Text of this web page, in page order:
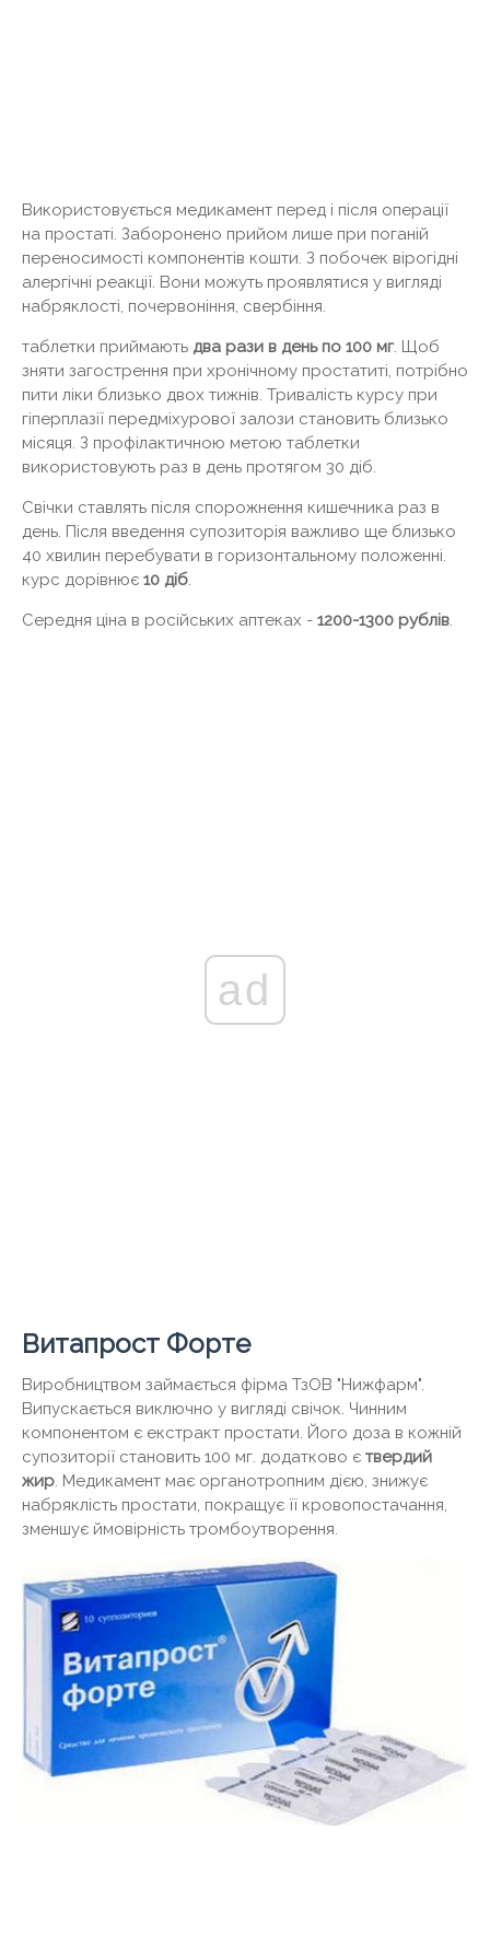
Використовується медикамент перед і після операції
на простаті. Заборонено прийом лише при поганій
переносимості компонентів кошти. З побочек вірогідні
алергічні реакції. Вони можуть проявлятися у вигляді
набряклості, почервоніння, свербіння.
таблетки приймають два рази в день по 100 мг. Щоб
зняти загострення при хронічному простатиті, потрібно
пити ліки близько двох тижнів. Тривалість курсу при
гіперплазії передміхурової залози становить близько
місяця. З профілактичною метою таблетки
використовують раз в день протягом 30 діб.
Свічки ставлять після спорожнення кишечника раз в
день. Після введення супозиторія важливо ще близько
40 хвилин перебувати в горизонтальному положенні.
курс дорівнює 10 діб.
Середня ціна в російських аптеках - 1200-1300 рублів.
ad
Витапрост Форте
Виробництвом займається фірма ТзОВ "Нижфарм".
Випускається виключно у вигляді свічок. Чинним
компонентом є екстракт простати. Його доза в кожній
супозиторії становить 100 мг. додатково є твердий
жир. Медикамент має органотропним дією, знижує
набряклість простати, покращує її кровопостачання,
зменшує ймовірність тромбоутворення.